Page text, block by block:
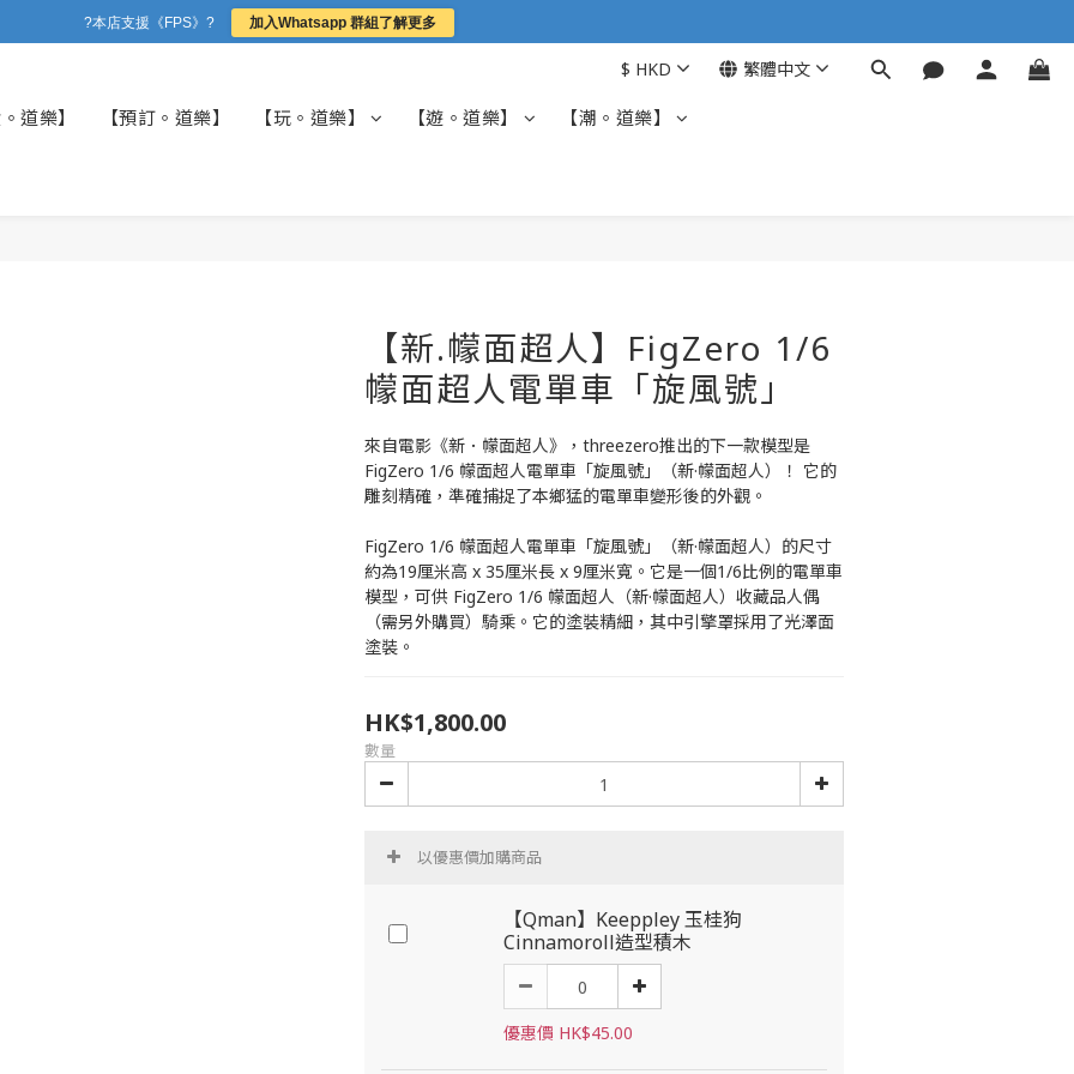
道樂】 【預訂。道樂】 【玩。道樂】 【遊。道樂】 【潮。道樂】
$ HKD 繁體中文
【新.幪面超人】FigZero 1/6
幪面超人電單車「旋風號」
來自電影《新．幪面超人》，threezero推出的下一款模型是
FigZero 1/6 幪面超人電單車「旋風號」（新·幪面超人）！ 它的
雕刻精確，準確捕捉了本鄉猛的電單車變形後的外觀。
FigZero 1/6 幪面超人電單車「旋風號」（新·幪面超人）的尺寸
約為19厘米高 x 35厘米長 x 9厘米寬。它是一個1/6比例的電單車
模型，可供 FigZero 1/6 幪面超人（新·幪面超人）收藏品人偶
（需另外購買）騎乘。它的塗裝精細，其中引擎罩採用了光澤面
塗裝。
HK$1,800.00
數量
以優惠價加購商品
【Qman】Keeppley 玉桂狗
Cinnamoroll造型積木
優惠價 HK$45.00
?本店支援《FPS》? 加入Whatsapp 群組了解更多